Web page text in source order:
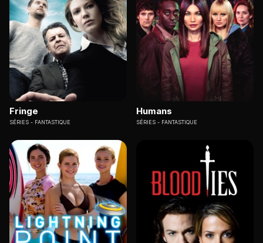
Fringe
SÉRIES FANTASTIQUE
Humans
SÉRIES FANTASTIQUE